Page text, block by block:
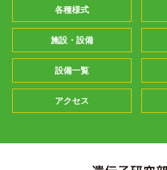
各種様式
施設・設備
設備一覧
アクセス